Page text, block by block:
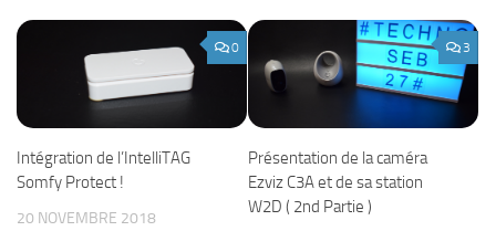
0
Intégration de l’IntelliTAG
Somfy Protect !
20 NOVEMBRE 2018
3
Présentation de la caméra
Ezviz C3A et de sa station
W2D ( 2nd Partie )